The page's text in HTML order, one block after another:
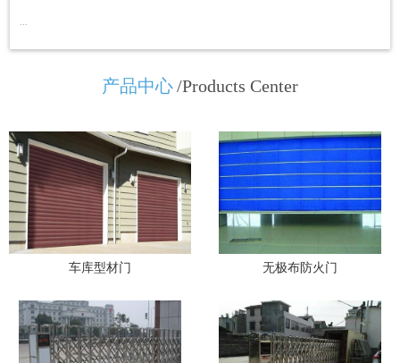
产品中心/Products Center
车库型材门 无极布防火门